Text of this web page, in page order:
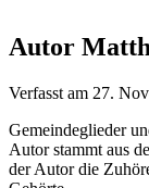
Autor
Verfasst am 27.
Gemeindeglieder
Autor stammt aus
der Autor die